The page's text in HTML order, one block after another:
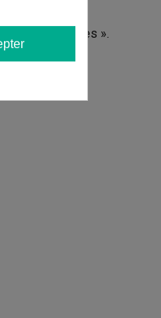
d'autres langues ».